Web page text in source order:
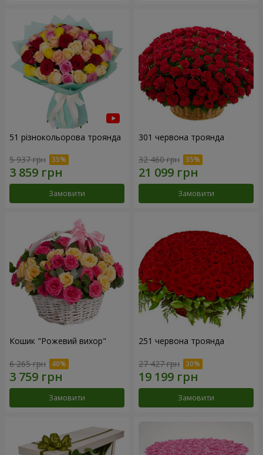
51 різнокольорова троянда
5 937 грн
Замовити
301 червона троянда
32 460 грн
Замовити
Кошик "Рожевий вихор"
6 265 грн
Замовити
251 червона троянда
27 427 грн
Замовити